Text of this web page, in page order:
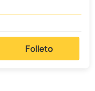
Folleto